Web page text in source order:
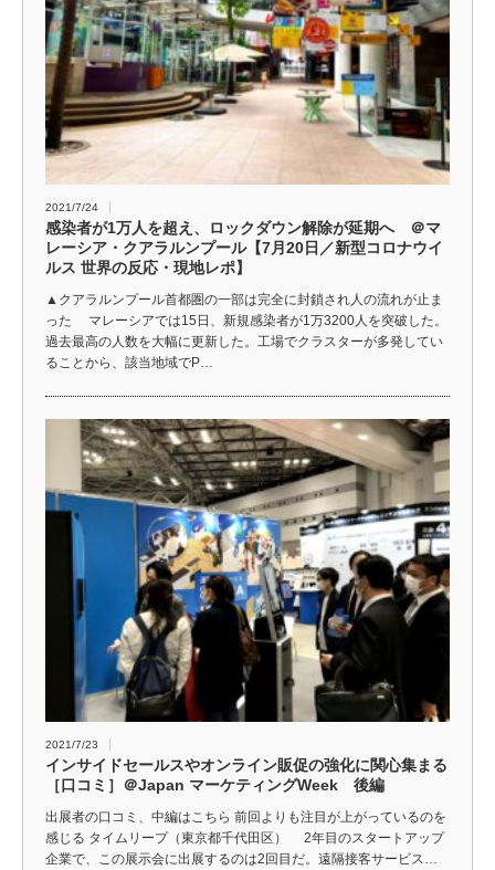
2021/7/24
感染者が1万人を超え、ロックダウン解除が延期へ ＠マ
レーシア・クアラルンプール【7月20日／新型コロナウイ
ルス 世界の反応・現地レポ】
▲クアラルンプール首都圏の一部は完全に封鎖され人の流れが止ま
った マレーシアでは15日、新規感染者が1万3200人を突破した。
過去最高の人数を大幅に更新した。工場でクラスターが多発してい
ることから、該当地域でP…
2021/7/23
インサイドセールスやオンライン販促の強化に関心集まる
［口コミ］＠Japan マーケティングWeek 後編
出展者の口コミ、中編はこちら 前回よりも注目が上がっているのを
感じる タイムリープ（東京都千代田区） 2年目のスタートアップ
企業で、この展示会に出展するのは2回目だ。遠隔接客サービス…